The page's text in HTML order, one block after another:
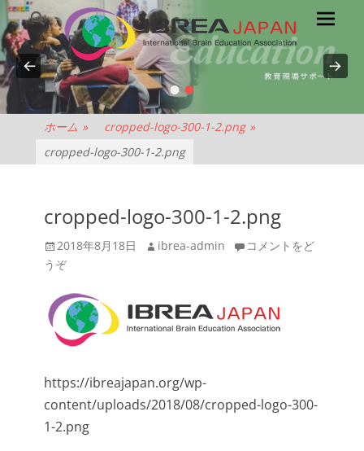
NPO
法
IBREA
JAPAN
メ
イ
ン
メ
ュ
索
••
ホーム » cropped-logo-300-1-2.png »
cropped-logo-300-1-2.png
cropped-logo-300-1-2.png
投
稿
2018年8月18日
投 ibrea-admin
コメントをど
うぞ
https://ibreajapan.org/wp-
content/uploads/2018/08/cropped-logo-300-
1-2.png